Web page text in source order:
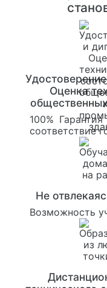
Оценка
100%
соответствие
Не
Возможность